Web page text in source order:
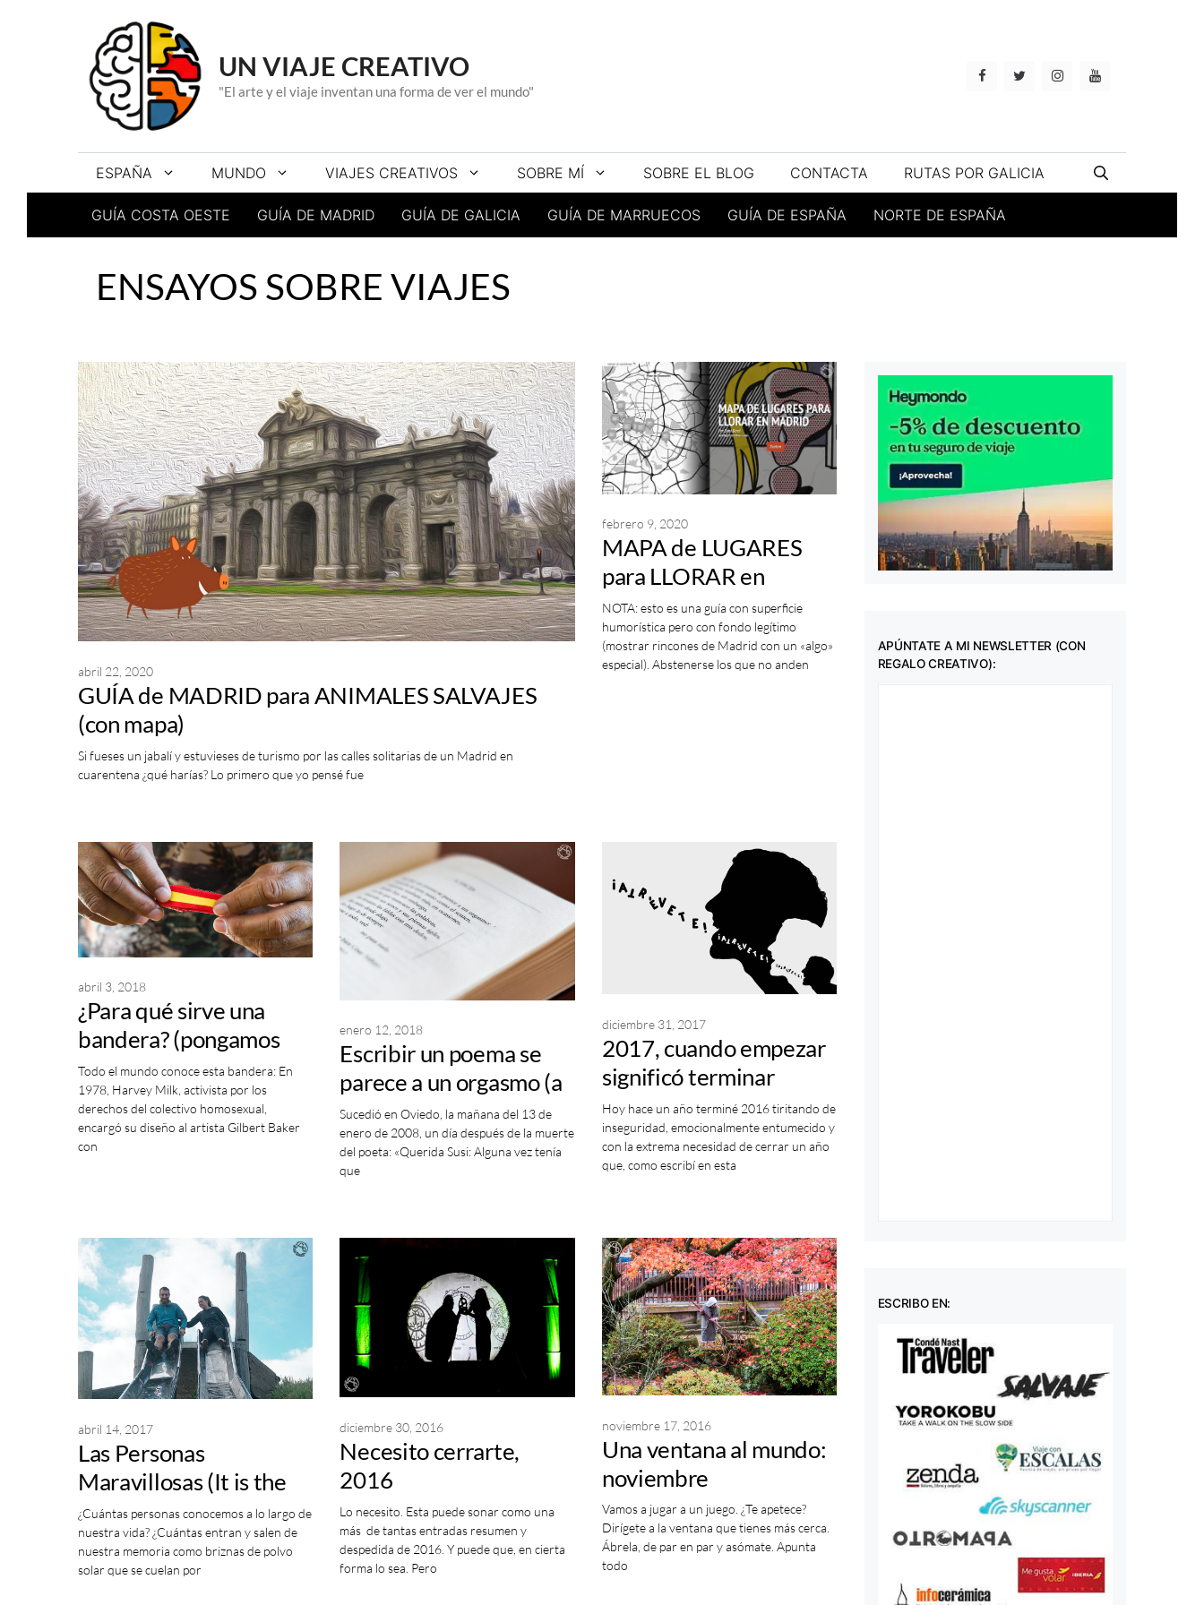
UN VIAJE CREATIVO
"El arte y el viaje inventan una forma de ver el mundo"
ESPAÑA MUNDO VIAJES CREATIVOS SOBRE MÍ SOBRE EL BLOG CONTACTA RUTAS POR GALICIA
GUÍA COSTA OESTE GUÍA DE MADRID GUÍA DE GALICIA GUÍA DE MARRUECOS GUÍA DE ESPAÑA NORTE DE ESPAÑA
ENSAYOS SOBRE VIAJES
GUÍA de MADRID para ANIMALES SALVAJES
(con mapa)
abril 22, 2020
Si fueses un jabalí y estuvieses de turismo por las calles solitarias de un Madrid en
cuarentena ¿qué harías? Lo primero que yo pensé fue
MAPA de LUGARES
para LLORAR en
MADRID
febrero 9, 2020
NOTA: esto es una guía con superficie
humorística pero con fondo legítimo
(mostrar rincones de Madrid con un «algo»
especial). Abstenerse los que no anden
¿Para qué sirve una
bandera? (pongamos
que hablo de España)
abril 3, 2018
Todo el mundo conoce esta bandera: En
1978, Harvey Milk, activista por los
derechos del colectivo homosexual,
encargó su diseño al artista Gilbert Baker
con
Escribir un poema se
parece a un orgasmo (a
Ángel González)
enero 12, 2018
Sucedió en Oviedo, la mañana del 13 de
enero de 2008, un día después de la muerte
del poeta: «Querida Susi: Alguna vez tenía
que
2017, cuando empezar
significó terminar
diciembre 31, 2017
Hoy hace un año terminé 2016 tiritando de
inseguridad, emocionalmente entumecido y
con la extrema necesidad de cerrar un año
que, como escribí en esta
Las Personas
Maravillosas (It is the
people)
abril 14, 2017
¿Cuántas personas conocemos a lo largo de
nuestra vida? ¿Cuántas entran y salen de
nuestra memoria como briznas de polvo
solar que se cuelan por
Necesito cerrarte,
2016
diciembre 30, 2016
Lo necesito. Esta puede sonar como una
más de tantas entradas resumen y
despedida de 2016. Y puede que, en cierta
forma lo sea. Pero
Una ventana al mundo:
noviembre
noviembre 17, 2016
Vamos a jugar a un juego. ¿Te apetece?
Dirígete a la ventana que tienes más cerca.
Ábrela, de par en par y asómate. Apunta
todo
APÚNTATE A MI NEWSLETTER (CON
REGALO CREATIVO):
ESCRIBO EN: